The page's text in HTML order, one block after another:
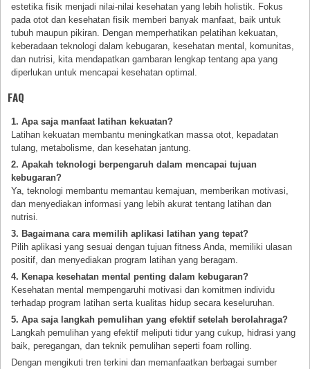
estetika fisik menjadi nilai-nilai kesehatan yang lebih holistik. Fokus
pada otot dan kesehatan fisik memberi banyak manfaat, baik untuk
tubuh maupun pikiran. Dengan memperhatikan pelatihan kekuatan,
keberadaan teknologi dalam kebugaran, kesehatan mental, komunitas,
dan nutrisi, kita mendapatkan gambaran lengkap tentang apa yang
diperlukan untuk mencapai kesehatan optimal.
FAQ
1. Apa saja manfaat latihan kekuatan?
Latihan kekuatan membantu meningkatkan massa otot, kepadatan
tulang, metabolisme, dan kesehatan jantung.
2. Apakah teknologi berpengaruh dalam mencapai tujuan
kebugaran?
Ya, teknologi membantu memantau kemajuan, memberikan motivasi,
dan menyediakan informasi yang lebih akurat tentang latihan dan
nutrisi.
3. Bagaimana cara memilih aplikasi latihan yang tepat?
Pilih aplikasi yang sesuai dengan tujuan fitness Anda, memiliki ulasan
positif, dan menyediakan program latihan yang beragam.
4. Kenapa kesehatan mental penting dalam kebugaran?
Kesehatan mental mempengaruhi motivasi dan komitmen individu
terhadap program latihan serta kualitas hidup secara keseluruhan.
5. Apa saja langkah pemulihan yang efektif setelah berolahraga?
Langkah pemulihan yang efektif meliputi tidur yang cukup, hidrasi yang
baik, peregangan, dan teknik pemulihan seperti foam rolling.
Dengan mengikuti tren terkini dan memanfaatkan berbagai sumber